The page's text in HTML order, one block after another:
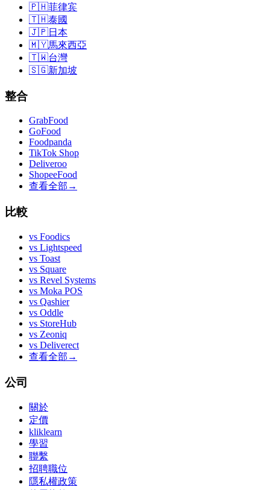
🇵🇭菲律宾
🇹🇭泰國
🇯🇵日本
🇲🇾馬來西亞
🇹🇼台灣
🇸🇬新加坡
整合
GrabFood
GoFood
Foodpanda
TikTok Shop
Deliveroo
ShopeeFood
查看全部 →
比較
vs Foodics
vs Lightspeed
vs Toast
vs Square
vs Revel Systems
vs Moka POS
vs Qashier
vs Oddle
vs StoreHub
vs Zeoniq
vs Deliverect
查看全部 →
公司
關於
定價
kliklearn
學習
聯繫
招聘職位
隱私權政策